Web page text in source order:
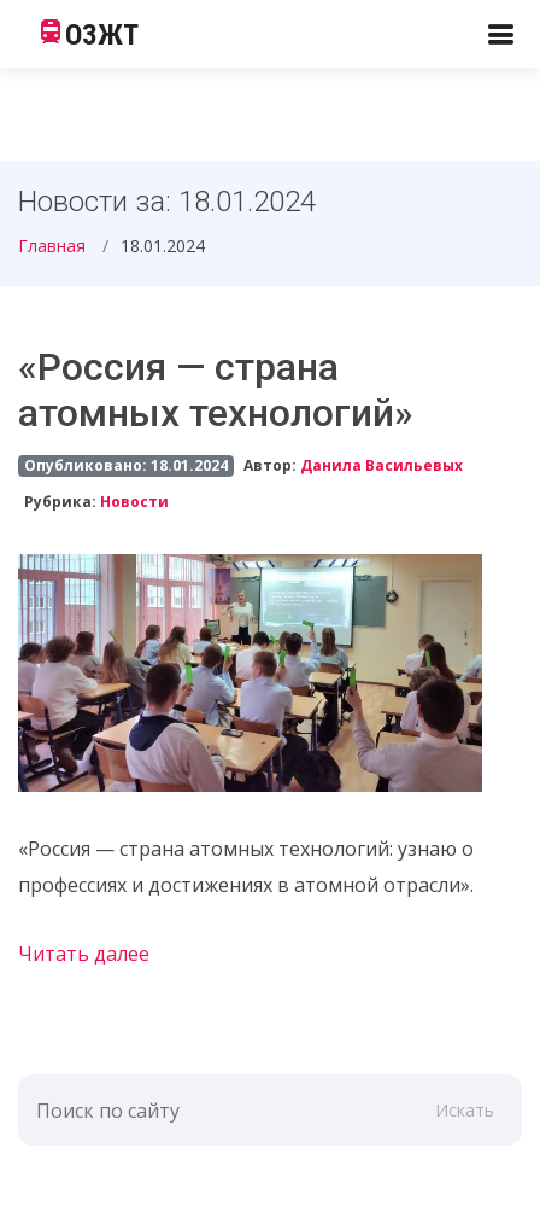
ОЗЖТ
Новости за: 18.01.2024
Главная 18.01.2024
«Россия — страна
атомных технологий»
Опубликовано: 18.01.2024 Автор: Данила Васильевых
Рубрика: Новости
«Россия — страна атомных технологий: узнаю о
профессиях и достижениях в атомной отрасли».
Читать далее
Искать